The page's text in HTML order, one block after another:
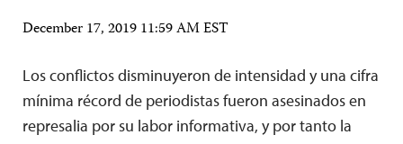
December 17, 2019 11:59 AM EST
Los conflictos disminuyeron de intensidad y una cifra
mínima récord de periodistas fueron asesinados en
represalia por su labor informativa, y por tanto la